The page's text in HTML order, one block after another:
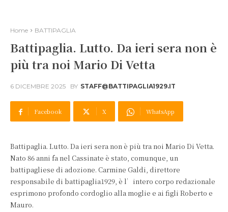
Home BATTIPAGLIA
Battipaglia. Lutto. Da ieri sera non è
più tra noi Mario Di Vetta
6 DICEMBRE 2025 BY STAFF@BATTIPAGLIA1929.IT
Facebook X WhatsApp
Battipaglia. Lutto. Da ieri sera non è più tra noi Mario Di Vetta.
Nato 86 anni fa nel Cassinate è stato, comunque, un
battipagliese di adozione. Carmine Galdi, direttore
responsabile di battipaglia1929, è l’intero corpo redazionale
esprimono profondo cordoglio alla moglie e ai figli Roberto e
Mauro.